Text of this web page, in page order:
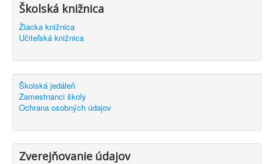
Školská knižnica
Žiacka knižnica
Učiteľská knižnica
Školská jedáleň
Zamestnanci školy
Ochrana osobných údajov
Zverejňovanie údajov